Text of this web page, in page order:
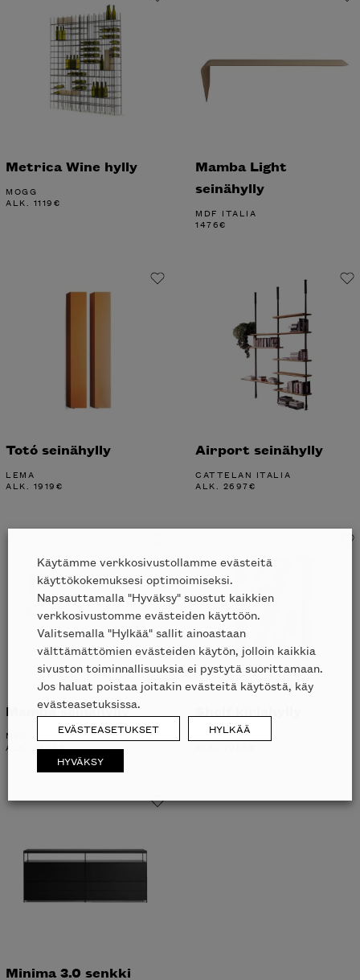
Metrica Wine hylly
MOGG
ALK. 1119€
Mamba Light
seinähylly
MDF ITALIA
1476€
Totó seinähylly
LEMA
ALK. 1919€
Airport seinähylly
CATTELAN ITALIA
ALK. 2697€
Mamba seinähylly
MDF ITALIA
ALK. 2806€
B&B ITALIA
Minima 3.0 senkki
Käytämme verkkosivustollamme evästeitä
käyttökokemuksesi optimoimiseksi.
Napsauttamalla "Hyväksy" suostut kaikkien
verkkosivustomme evästeiden käyttöön.
Valitsemalla "Hylkää" sallit ainoastaan
välttämättömien evästeiden käytön, jolloin kaikkia
sivuston toiminnallisuuksia ei pystytä suorittamaan.
Jos haluat poistaa joitakin evästeitä käytöstä, käy
evästeasetuksissa.
EVÄSTEASETUKSET HYLKÄÄ
HYVÄKSY